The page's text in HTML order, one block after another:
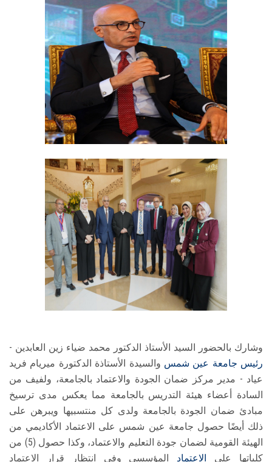
وشارك بالحضور السيد الأستاذ الدكتور محمد ضياء زين العابدين -
رئيس جامعة عين شمس والسيدة الأستاذة الدكتورة ميريام فريد
عياد - مدير مركز ضمان الجودة والاعتماد بالجامعة، ولفيف من
السادة أعضاء هيئة التدريس بالجامعة مما يعكس مدى ترسيخ
مبادئ ضمان الجودة بالجامعة ولدى كل منتسبيها ويبرهن على
ذلك أيضًا حصول جامعة عين شمس على الاعتماد الأكاديمي من
الهيئة القومية لضمان جودة التعليم والاعتماد، وكذا حصول (5) من
كلياتها على الاعتماد المؤسسي وفي انتظار قرار الاعتماد